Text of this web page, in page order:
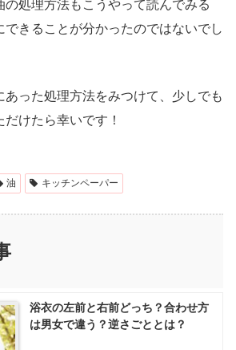
の処理方法もこうやって読んでみる
できることが分かったのではないでし
あった処理方法をみつけて、少しでも
けたら幸いです！
油 キッチンペーパー
浴衣の左前と右前どっち？合わせ方
は男女で違う？逆さごととは？